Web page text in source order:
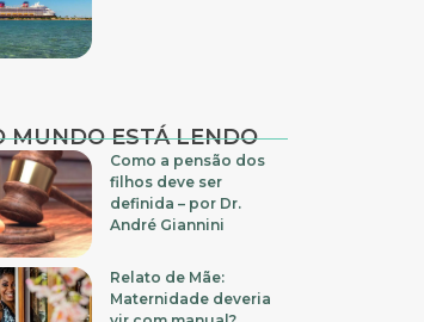
MUNDO ESTÁ LENDO
Como a pensão dos
filhos deve ser
definida – por Dr.
André Giannini
Relato de Mãe:
Maternidade deveria